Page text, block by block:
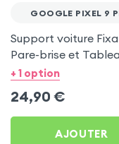
GOOGLE PIXEL 9
Support voiture
Pare-brise et
bord pour Google
+ 1 option
24,90 €
AJOUTER